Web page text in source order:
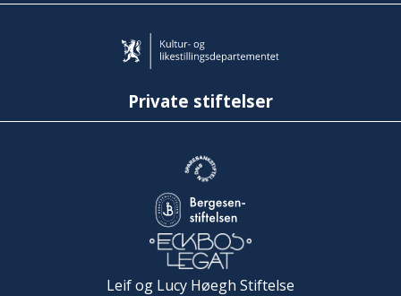
Private stiftelser
Leif og Lucy Høegh Stiftelse